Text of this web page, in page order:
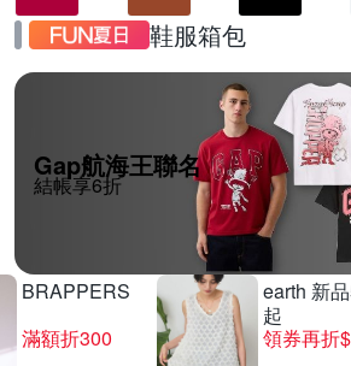
鞋服箱包
Gap航海王聯名
結帳享6折
BRAPPERS
滿額折300
earth 新
起
領券再折